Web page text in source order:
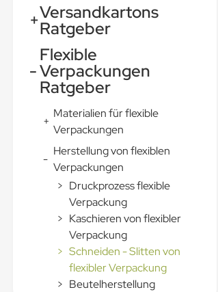
+Versandkartons
Ratgeber
-
Flexible
Verpackungen
Ratgeber
+
Materialien für flexible
Verpackungen
-
Herstellung von flexiblen
Verpackungen
> Druckprozess flexible
Verpackung
> Kaschieren von flexibler
Verpackung
> Schneiden - Slitten von
flexibler Verpackung
> Beutelherstellung